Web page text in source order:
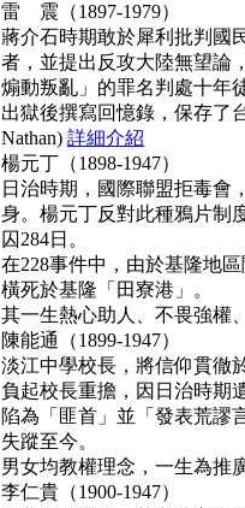
雷 震（1897-1979）
蔣介石時期敢於犀利批判國
者，並提出反攻大陸無望論
煽動叛亂」的罪名判處十年
出獄後撰寫回憶錄，保存了
Nathan) 詳細介紹
楊元丁（1898-1947）
日治時期，國際聯盟拒毒會
身。楊元丁反對此種鴉片制
囚284日。
在228事件中，由於基隆地
橫死於基隆「田寮港」。
其一生熱心助人、不畏強權
陳能通（1899-1947）
淡江中學校長，將信仰貫徹
負起校長重擔，因日治時期
陷為「匪首」並「發表荒
失蹤至今。
男女均教權理念，一生為推
李仁貴（1900-1947）